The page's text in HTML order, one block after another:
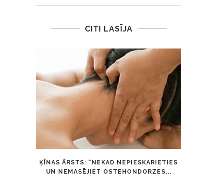
CITI LASĪJA
ĶĪNAS ĀRSTS: “NEKAD NEPIESKARIETIES
UN NEMASĒJIET OSTEHONDORZES...